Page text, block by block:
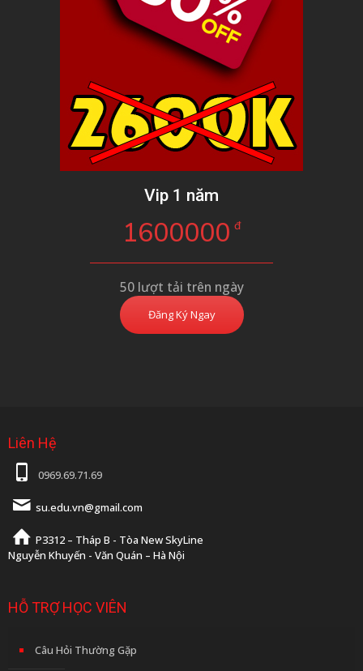
Vip 1 năm
1600000 đ
50 lượt tải trên ngày
Đăng Ký Ngay
Liên Hệ
0969.69.71.69
su.edu.vn@gmail.com
P3312 – Tháp B - Tòa New SkyLine
Nguyễn Khuyến - Văn Quán – Hà Nội
HỖ TRỢ HỌC VIÊN
Câu Hỏi Thường Gặp